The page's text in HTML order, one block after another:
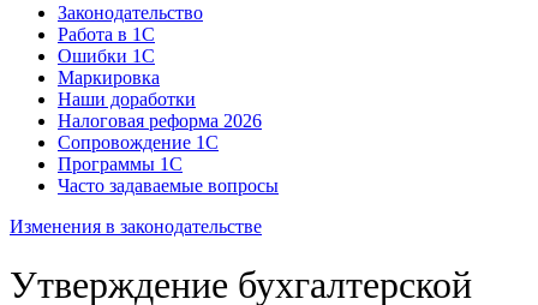
Законодательство
Работа в 1С
Ошибки 1С
Маркировка
Наши доработки
Налоговая реформа 2026
Сопровождение 1С
Программы 1С
Часто задаваемые вопросы
Изменения в законодательстве
Утверждение бухгалтерской